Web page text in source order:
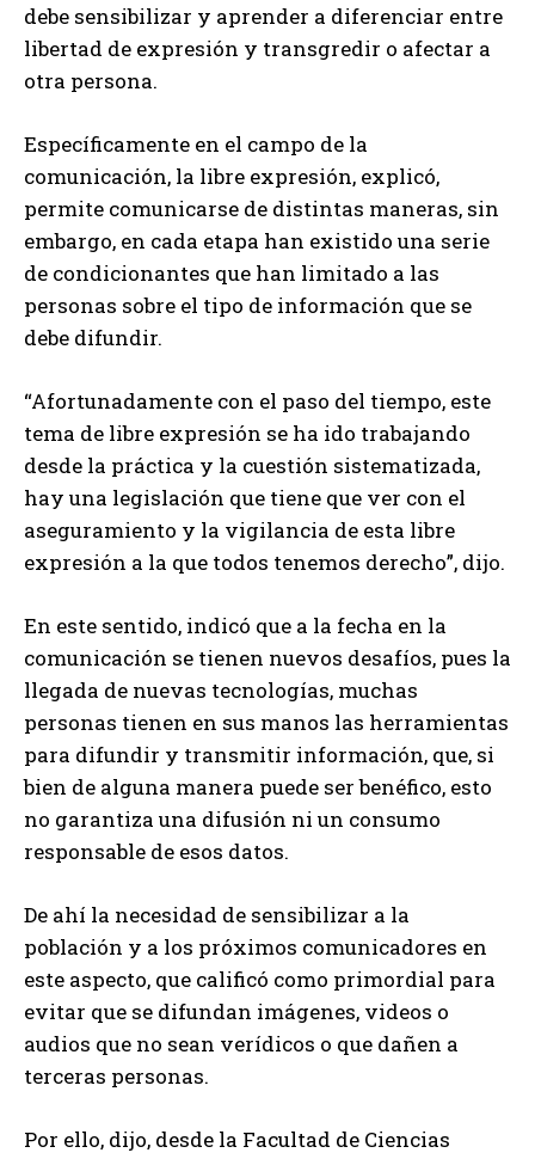
debe sensibilizar y aprender a diferenciar entre
libertad de expresión y transgredir o afectar a
otra persona.
Específicamente en el campo de la
comunicación, la libre expresión, explicó,
permite comunicarse de distintas maneras, sin
embargo, en cada etapa han existido una serie
de condicionantes que han limitado a las
personas sobre el tipo de información que se
debe difundir.
“Afortunadamente con el paso del tiempo, este
tema de libre expresión se ha ido trabajando
desde la práctica y la cuestión sistematizada,
hay una legislación que tiene que ver con el
aseguramiento y la vigilancia de esta libre
expresión a la que todos tenemos derecho”, dijo.
En este sentido, indicó que a la fecha en la
comunicación se tienen nuevos desafíos, pues la
llegada de nuevas tecnologías, muchas
personas tienen en sus manos las herramientas
para difundir y transmitir información, que, si
bien de alguna manera puede ser benéfico, esto
no garantiza una difusión ni un consumo
responsable de esos datos.
De ahí la necesidad de sensibilizar a la
población y a los próximos comunicadores en
este aspecto, que calificó como primordial para
evitar que se difundan imágenes, videos o
audios que no sean verídicos o que dañen a
terceras personas.
Por ello, dijo, desde la Facultad de Ciencias